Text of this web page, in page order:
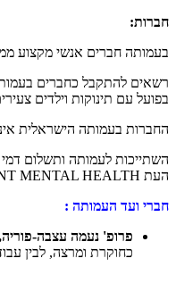
חברות:
בעמותה חברים אנשי מקצוע
בפועל עם תינוקות וילדים צעירים (גילאים 0-6), רשאי/ת להגיש בקשה לחברות בארגון
החברות בעמותה הישראלית
העת JOURNAL OF INFANT MENTAL HEALTH
חברי ועד העמותה :
פרופ' נעמה עצבה-
כחוקרת ומרצה, לבין